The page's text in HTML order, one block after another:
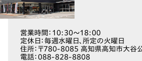
営業時間 ：10:30～18:00
定休日 ：毎週水曜日、所定の火曜日
住所：〒780-8085 高知県高知市大谷
電話：088-828-8808